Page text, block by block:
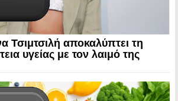
Τσιμτσιλή αποκαλύπτει τη
υγείας με τον λαιμό της